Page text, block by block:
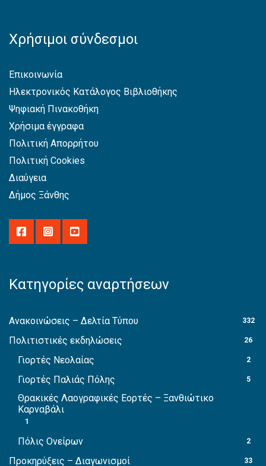
Χρήσιμοι σύνδεσμοι
Επικοινωνία
Ηλεκτρονικός Κατάλογος Βιβλιοθήκης
Ψηφιακή Πινακοθήκη
Χρήσιμα έγγραφα
Πολιτική Απορρήτου
Πολιτική Cookies
Διαύγεια
Δήμος Ξάνθης
Κατηγορίες αναρτήσεων
Ανακοινώσεις – Δελτία Τύπου 332
Πολιτιστικές εκδηλώσεις 26
Γιορτές Νεολαίας 2
Γιορτές Παλιάς Πόλης 5
Θρακικές Λαογραφικές Εορτές – Ξανθιώτικο
Καρναβάλι
1
Πόλις Ονείρων 2
Προκηρύξεις – Διαγωνισμοί 33